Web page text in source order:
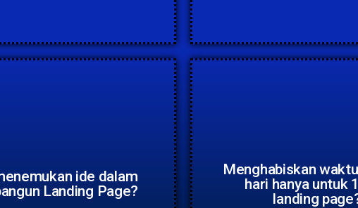
ide dalam
Landing Page?
Menghabiskan
hari hanya untuk
landing